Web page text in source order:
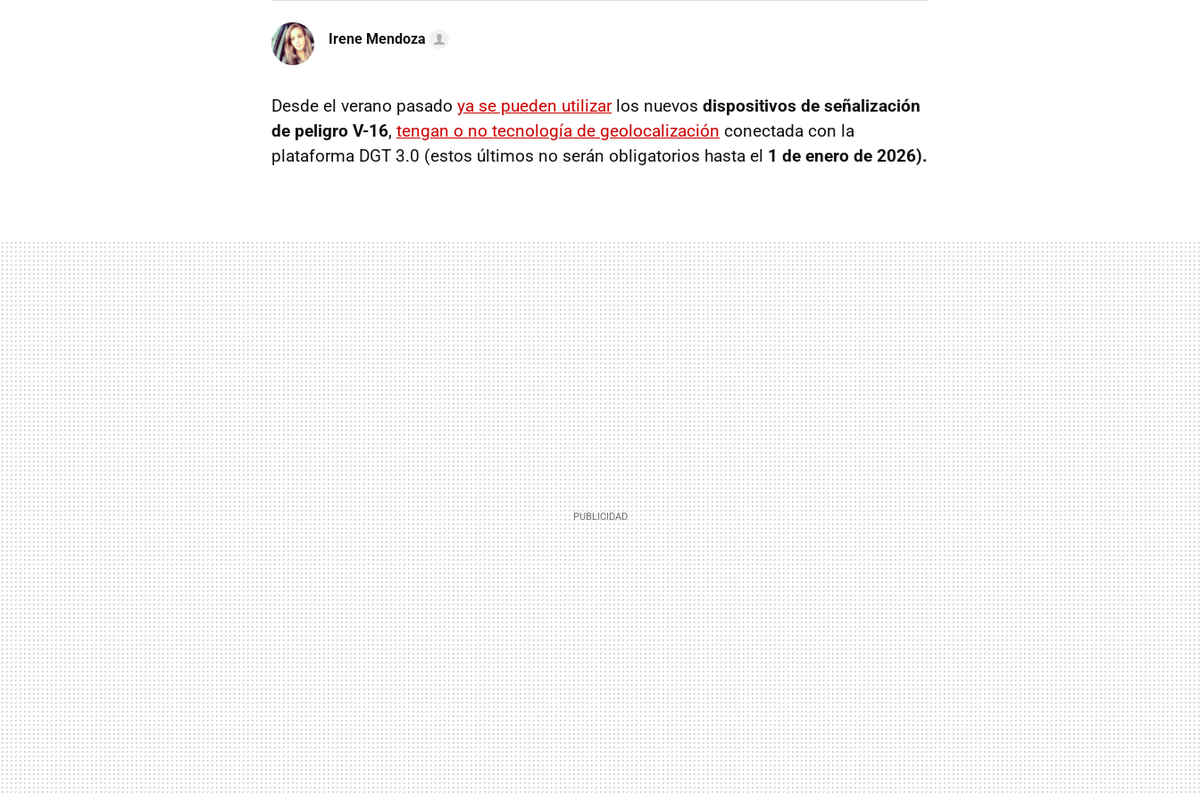
Irene Mendoza
Desde el verano pasado ya se pueden utilizarlos nuevos dispositivos de señalización
de peligro V-16, tengan o no tecnología de geolocalización conectada con la
plataforma DGT 3.0 (estos últimos no serán obligatorios hasta el 1 de enero de 2026).